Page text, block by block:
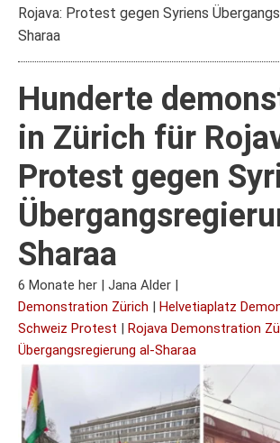
Rojava: Protest gegen Syriens
Sharaa
Hunderte
in Zürich für
Protest gegen
Sharaa
6 Monate her | Jana Alder |
Demonstration Zürich | Helvetiaplatz
Schweiz Protest | Rojava Demonstration
Übergangsregierung al-Sharaa